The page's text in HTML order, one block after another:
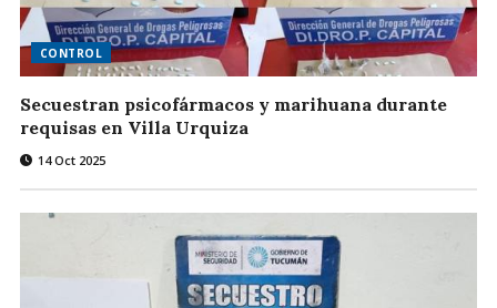
CONTROL
Secuestran psicofármacos y marihuana durante
requisas en Villa Urquiza
14 Oct 2025